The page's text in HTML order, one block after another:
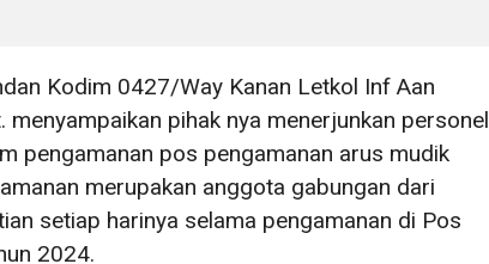
Kodim 0427/Way Kanan Letkol Inf Aan
menyampaikan pihak nya menerjunkan personel
pengamanan pos pengamanan arus mudik
merupakan anggota gabungan dari
setiap harinya selama pengamanan di Pos
2024.